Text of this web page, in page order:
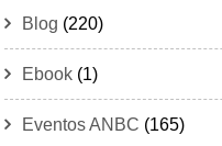
Blog (220)
Ebook (1)
Eventos ANBC (165)